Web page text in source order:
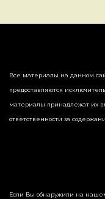
Все материалы на данном
предоставляются
материалы принадлежат их
ответственности за
Если Вы обнаружили на